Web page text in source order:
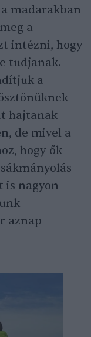
madarakban
a
intézni, hogy
tudjanak.
a
hajtanak
de mivel a
hogy ők
is nagyon
aznap